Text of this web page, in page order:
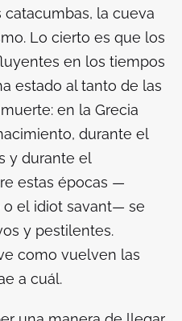
la cueva
Lo cierto es que los
en los tiempos
estado al tanto de las
en la Grecia
durante el
y durante el
estas épocas —
o el idiot savant— se
y pestilentes.
como vuelven las
a cuál.